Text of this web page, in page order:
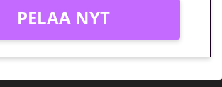
PELAA NYT